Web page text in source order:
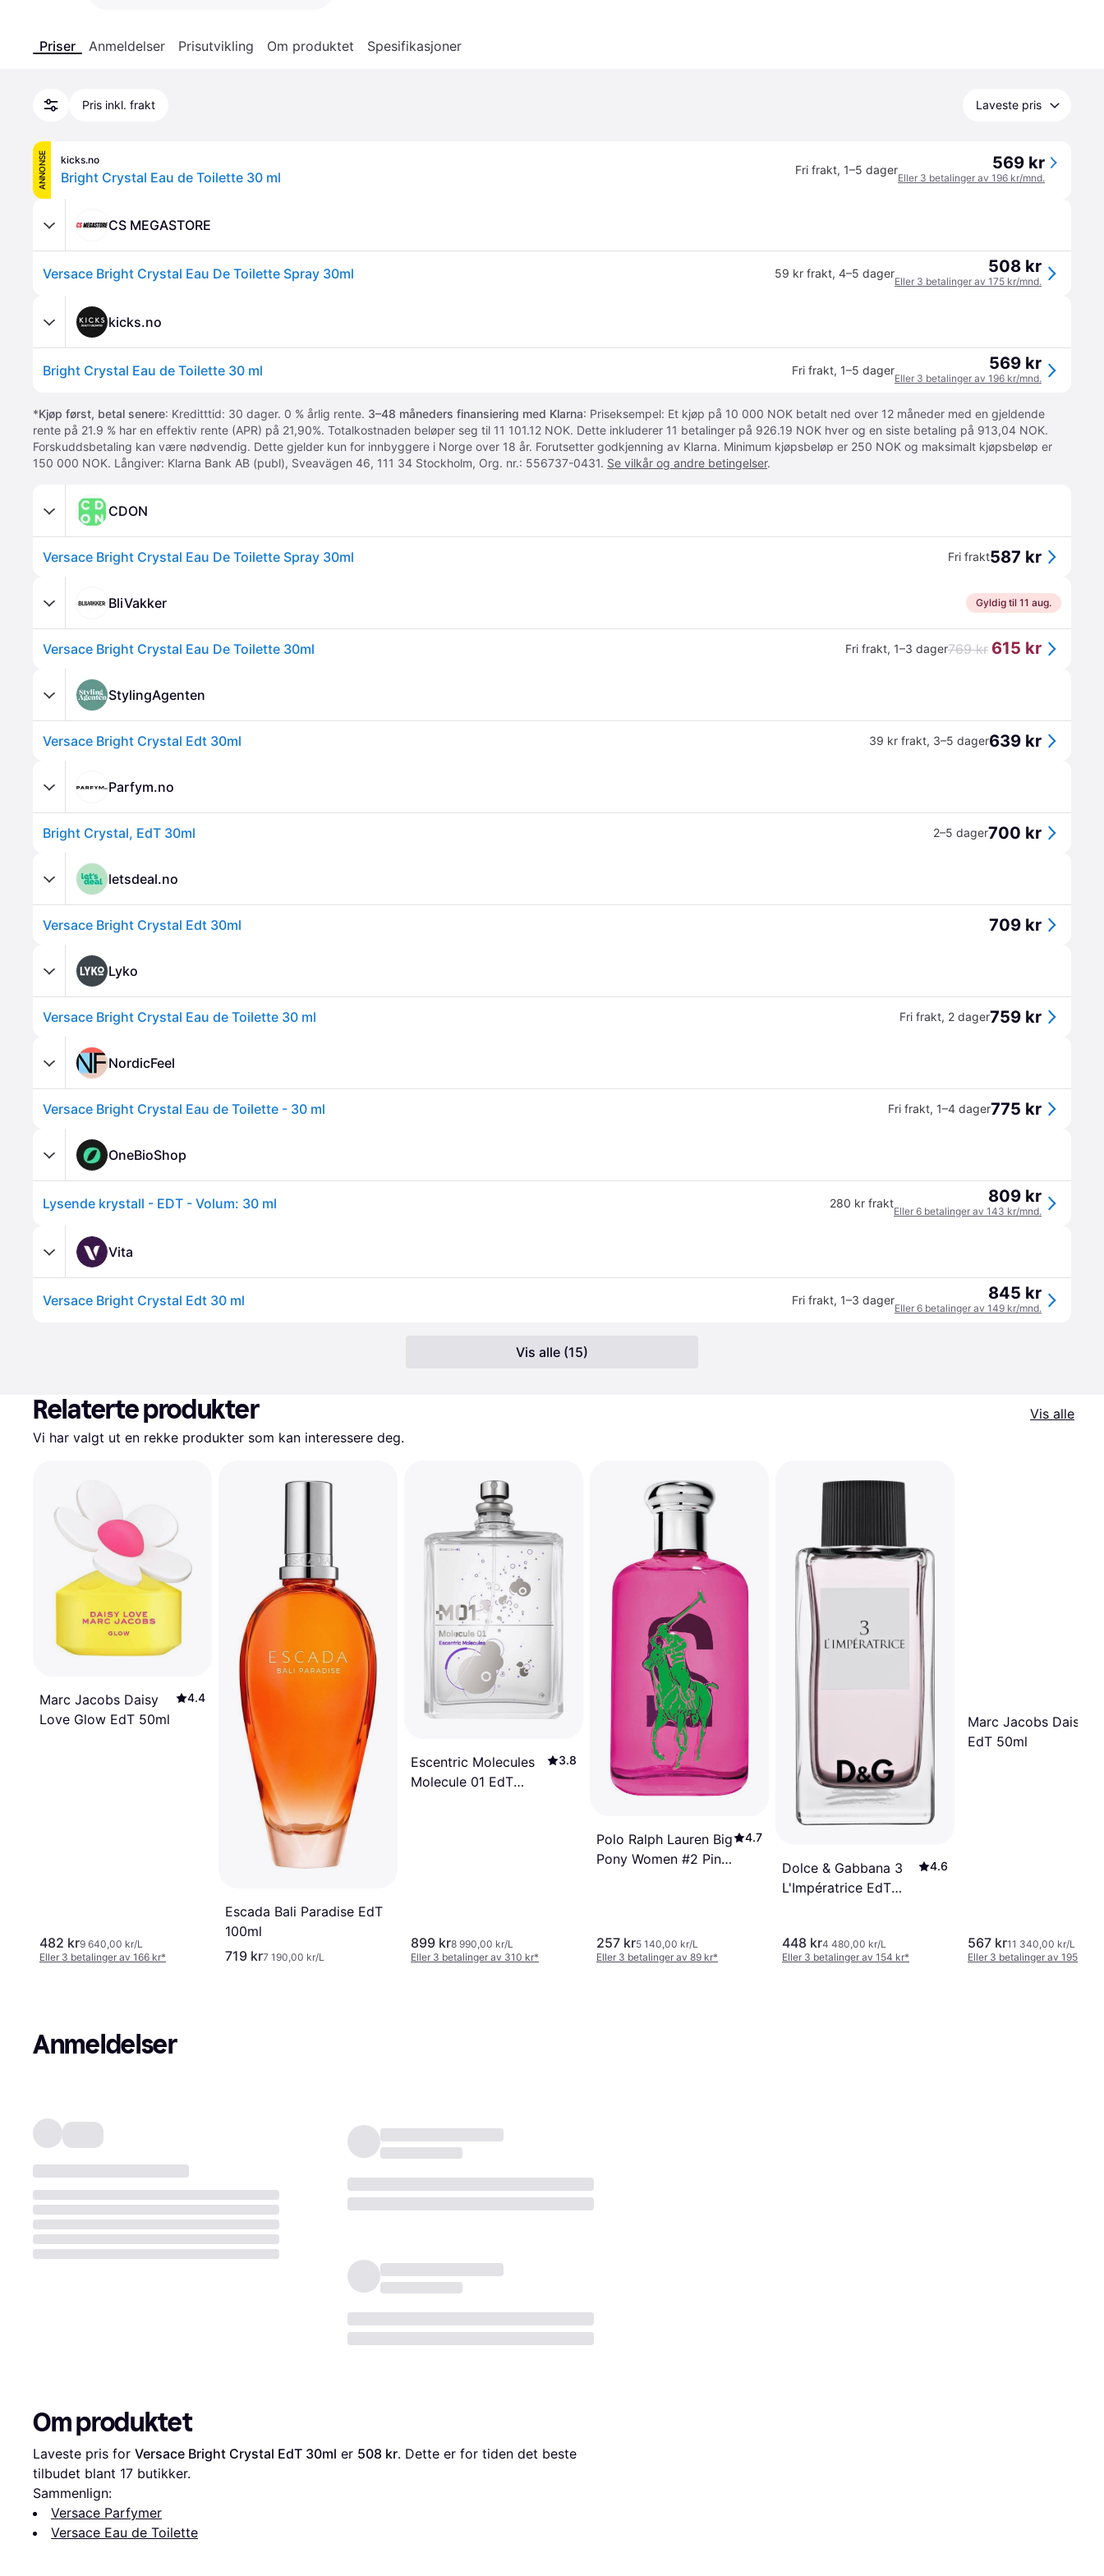
Priser Anmeldelser Prisutvikling Om produktet Spesifikasjoner
Pris inkl. frakt Laveste pris
ANNONSE kicks.no
Bright Crystal Eau de Toilette 30 ml Fri frakt, 1–5 dager 569 kr
Eller 3 betalinger av 196 kr/mnd.
CS MEGASTORE
Versace Bright Crystal Eau De Toilette Spray 30ml 59 kr frakt, 4–5 dager 508 kr
Eller 3 betalinger av 175 kr/mnd.
kicks.no
Bright Crystal Eau de Toilette 30 ml Fri frakt, 1–5 dager 569 kr
Eller 3 betalinger av 196 kr/mnd.
*Kjøp først, betal senere: Kreditttid: 30 dager. 0 % årlig rente. 3–48 måneders finansiering med Klarna: Priseksempel: Et kjøp på 10 000 NOK betalt ned over 12 måneder med en gjeldende
rente på 21.9 % har en effektiv rente (APR) på 21,90%. Totalkostnaden beløper seg til 11 101.12 NOK. Dette inkluderer 11 betalinger på 926.19 NOK hver og en siste betaling på 913,04 NOK.
Forskuddsbetaling kan være nødvendig. Dette gjelder kun for innbyggere i Norge over 18 år. Forutsetter godkjenning av Klarna. Minimum kjøpsbeløp er 250 NOK og maksimalt kjøpsbeløp er
150 000 NOK. Långiver: Klarna Bank AB (publ), Sveavägen 46, 111 34 Stockholm, Org. nr.: 556737-0431. Se vilkår og andre betingelser.
CDON
Versace Bright Crystal Eau De Toilette Spray 30ml Fri frakt587 kr
BliVakker Gyldig til 11 aug.
Versace Bright Crystal Eau De Toilette 30ml Fri frakt, 1–3 dager769 kr 615 kr
StylingAgenten
Versace Bright Crystal Edt 30ml 39 kr frakt, 3–5 dager639 kr
Parfym.no
Bright Crystal, EdT 30ml 2–5 dager700 kr
letsdeal.no
Versace Bright Crystal Edt 30ml 709 kr
Lyko
Versace Bright Crystal Eau de Toilette 30 ml Fri frakt, 2 dager759 kr
NordicFeel
Versace Bright Crystal Eau de Toilette - 30 ml Fri frakt, 1–4 dager775 kr
OneBioShop
Lysende krystall - EDT - Volum: 30 ml 280 kr frakt 809 kr
Eller 6 betalinger av 143 kr/mnd.
Vita
Versace Bright Crystal Edt 30 ml Fri frakt, 1–3 dager 845 kr
Eller 6 betalinger av 149 kr/mnd.
Vis alle (15)
Relaterte produkter
Vis alle
Vi har valgt ut en rekke produkter som kan interessere deg.
Marc Jacobs Daisy
Love Glow EdT 50ml
4.4
482 kr9 640,00 kr/L
Eller 3 betalinger av 166 kr*
Escada Bali Paradise EdT
100ml
719 kr7 190,00 kr/L
Escentric Molecules
Molecule 01 EdT
3.8
899 kr8 990,00 kr/L
Eller 3 betalinger av 310 kr*
Polo Ralph Lauren Big
Pony Women #2 Pink
4.7
257 kr5 140,00 kr/L
Eller 3 betalinger av 89 kr*
Dolce & Gabbana 3
L'Impératrice EdT
4.6
448 kr4 480,00 kr/L
Eller 3 betalinger av 154 kr*
Marc Jacobs Daisy
EdT 50ml
567 kr11 340,00 kr/L
Eller 3 betalinger av 195 kr
Anmeldelser
Om produktet
Laveste pris for Versace Bright Crystal EdT 30ml er 508 kr. Dette er for tiden det beste
tilbudet blant 17 butikker.
Sammenlign:
Versace Parfymer
Versace Eau de Toilette